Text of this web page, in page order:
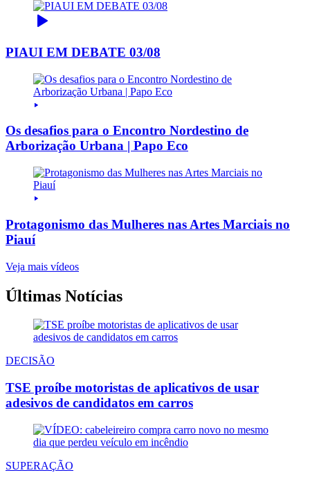
PIAUI EM DEBATE 03/08
Os desafios para o Encontro Nordestino de
Arborização Urbana | Papo Eco
Protagonismo das Mulheres nas Artes Marciais no
Piauí
Veja mais vídeos
Últimas Notícias
DECISÃO
TSE proíbe motoristas de aplicativos de usar
adesivos de candidatos em carros
SUPERAÇÃO